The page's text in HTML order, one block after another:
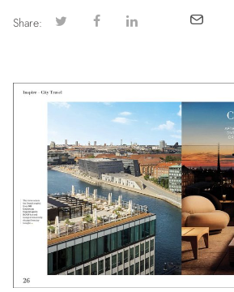
Share: